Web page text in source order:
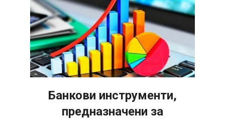
Банкови инструменти,
предназначени за